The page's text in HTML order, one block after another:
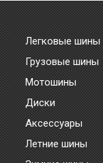
Легковые шины
Грузовые шины
Мотошины
Диски
Аксессуары
Летние шины